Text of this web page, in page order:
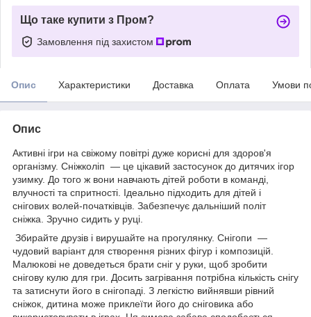
Що таке купити з Пром?
Замовлення під захистом
Опис Характеристики Доставка Оплата Умови
Опис
Активні ігри на свіжому повітрі дуже корисні для здоров'я
організму. Сніжколіп — це цікавий застосунок до дитячих ігор
узимку. До того ж вони навчають дітей роботи в команді,
влучності та спритності. Ідеально підходить для дітей і
снігових волей-початківців. Забезпечує дальніший політ
сніжка. Зручно сидить у руці.
Збирайте друзів і вирушайте на прогулянку. Снігопи —
чудовий варіант для створення різних фігур і композицій.
Малюкові не доведеться брати сніг у руки, щоб зробити
снігову кулю для гри. Досить загрівання потрібна кількість снігу
та затиснути його в снігопаді. З легкістю вийнявши рівний
сніжок, дитина може приклеїти його до сніговика або